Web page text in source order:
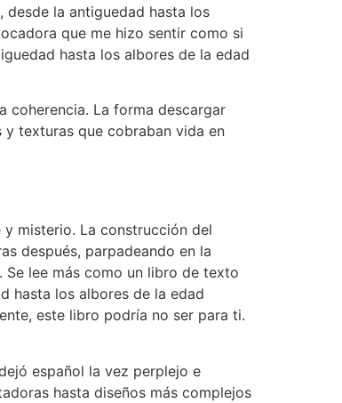
la antiguedad hasta los
que me hizo sentir como si
hasta los albores de la edad
coherencia. La forma descargar
texturas que cobraban vida en
misterio. La construcción del
después, parpadeando en la
lee más como un libro de texto
hasta los albores de la edad
este libro podría no ser para ti.
español la vez perplejo e
hasta diseños más complejos